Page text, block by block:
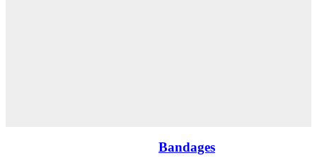
Bandages